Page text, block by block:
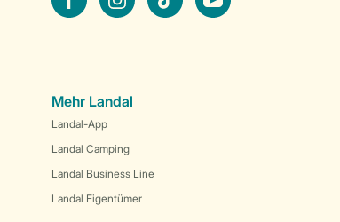
Mehr Landal
Landal-App
Landal Camping
Landal Business Line
Landal Eigentümer